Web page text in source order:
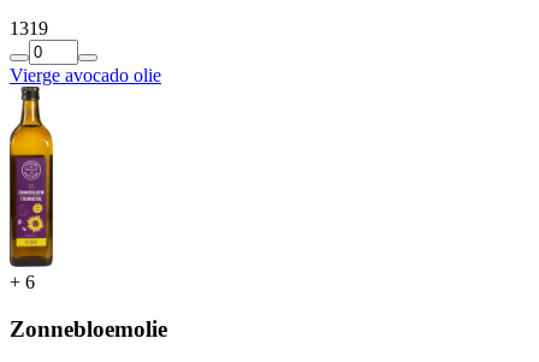
1319
Vierge avocado olie
+ 6
Zonnebloemolie